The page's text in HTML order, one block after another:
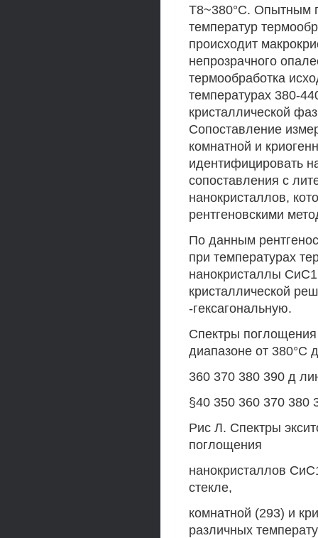
Т8~380°С. Опытным
температур
происходит
непрозрачного
термообработка
температурах 380-
кристаллической
Сопоставление
комнатной и
идентифицировать
сопоставления с
нанокристаллов,
рентгеновскими
По данным
при температурах
нанокристаллы
кристаллической
-гексагональную.
Спектры
диапазоне от 380°С
360 370 380 390 д
§40 350 360 370 380
Рис Л. Спектры
поглощения
нанокристаллов
стекле,
комнатной (293) и
различных